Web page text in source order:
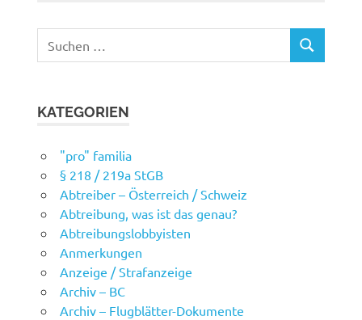
nach:
SUCHEN
KATEGORIEN
"pro" familia
§ 218 / 219a StGB
Abtreiber – Österreich / Schweiz
Abtreibung, was ist das genau?
Abtreibungslobbyisten
Anmerkungen
Anzeige / Strafanzeige
Archiv – BC
Archiv – Flugblätter-Dokumente